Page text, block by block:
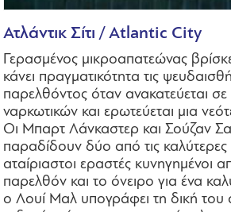
Ατλάντικ Σίτι / Atlantic City
Γερασμένος μικροαπατεώνας
κάνει πραγματικότητα τις
παρελθόντος όταν ανακατεύεται
ναρκωτικών και ερωτεύεται μια
Οι Μπαρτ Λάνκαστερ και Σούζαν
παραδίδουν δύο από τις καλύτερες
αταίριαστοι εραστές κυνηγημένοι
παρελθόν και το όνειρο για ένα
ο Λουί Μαλ υπογράφει τη δική του